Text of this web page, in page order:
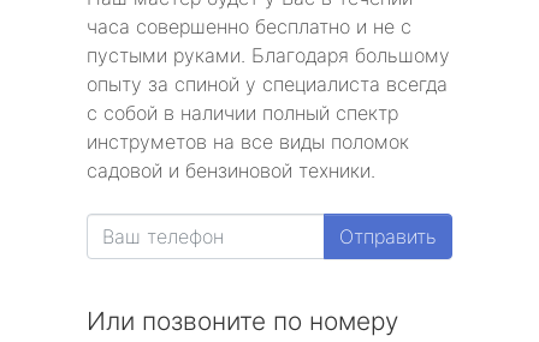
часа совершенно бесплатно и не с
пустыми руками. Благодаря большому
опыту за спиной у специалиста всегда
с собой в наличии полный спектр
инструметов на все виды поломок
садовой и бензиновой техники.
Отправить
Или позвоните по номеру